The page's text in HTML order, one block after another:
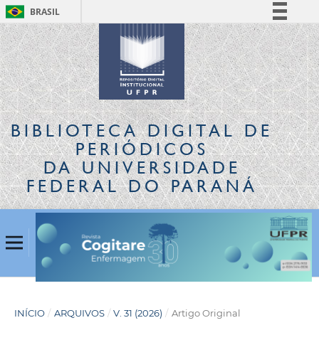
BRASIL
Simplifique!
Comunica BR
Participe
Acesso à informação
Legislação
Canais
BIBLIOTECA DIGITALDE
PERIÓDICOS
DA UNIVERSIDADE
FEDERAL DO PARANÁ
INÍCIO / ARQUIVOS / V. 31 (2026) / Artigo Original